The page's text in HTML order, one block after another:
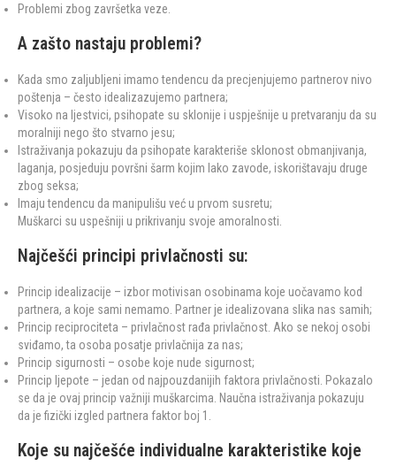
Problemi zbog završetka veze.
A zašto nastaju problemi?
Kada smo zaljubljeni imamo tendencu da precjenjujemo partnerov nivo
poštenja – često idealizazujemo partnera;
Visoko na ljestvici, psihopate su sklonije i uspješnije u pretvaranju da su
moralniji nego što stvarno jesu;
Istraživanja pokazuju da psihopate karakteriše sklonost obmanjivanja,
laganja, posjeduju površni šarm kojim lako zavode, iskorištavaju druge
zbog seksa;
Imaju tendencu da manipulišu već u prvom susretu;
Muškarci su uspešniji u prikrivanju svoje amoralnosti.
Najčešći principi privlačnosti su:
Princip idealizacije – izbor motivisan osobinama koje uočavamo kod
partnera, a koje sami nemamo. Partner je idealizovana slika nas samih;
Princip reciprociteta – privlačnost rađa privlačnost. Ako se nekoj osobi
sviđamo, ta osoba posatje privlačnija za nas;
Princip sigurnosti – osobe koje nude sigurnost;
Princip ljepote – jedan od najpouzdanijih faktora privlačnosti. Pokazalo
se da je ovaj princip važniji muškarcima. Naučna istraživanja pokazuju
da je fizički izgled partnera faktor boj 1.
Koje su najčešće individualne karakteristike koje